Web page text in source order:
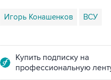
Игорь Конашенков ВСУ
Купить подписку на
профессиональную